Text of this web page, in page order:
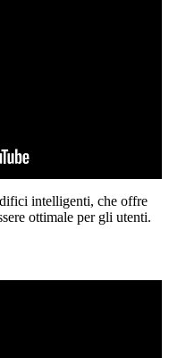
intelligenti, che offre
ottimale per gli utenti.